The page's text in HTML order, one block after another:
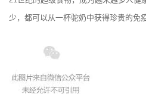
少，都可以从一杯驼奶中获得珍贵的免